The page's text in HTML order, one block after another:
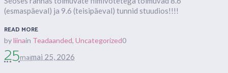
(esmaspäeval) ja 9.6 (teisipäeval) tunnid stuudios!!!!
READ MORE
byliinain Teadaanded, Uncategorized0
25maimai 25, 2026